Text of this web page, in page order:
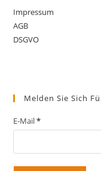
Impressum
AGB
DSGVO
Melden Sie Sich
E-Mail*